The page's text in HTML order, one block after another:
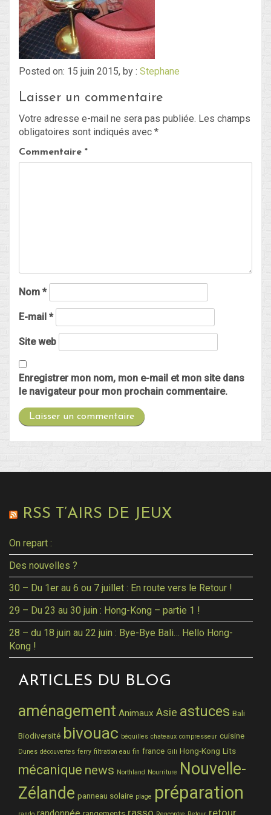
Blog
Non classé
Connexion
Flux des publications
Posted on: 15 juin 2015, by : Stephane
Laisser un commentaire
Votre adresse e-mail ne sera pas publiée. Les champs
obligatoires sont indiqués avec *
Commentaire *
Nom *
E-mail *
Site web
Enregistrer mon nom, mon e-mail et mon site dans
le navigateur pour mon prochain commentaire.
RSS T’AIRS DE JEUX
On repart :
Des nouvelles ?
30 – Du 1er au 6 ou 7 juillet : En route vers le Retour !
29 – Du 23 au 30 juin : Hong-Kong – partie 1 !
28 – du 18 juin au 22 juin : Bye-Bye Bali… Hello Hong-
Kong !
ARTICLES DU BLOG
aménagement Animaux Asie astuces Bali
Biodiversité bivouac béquilles chateaux compresseur cuisine
Dunes découvertes ferry filtration eau fin france Gili Hong-Kong Lits
mécanique news Northland Nourriture Nouvelle-
Zélande panneau solaire plage préparation
rasso retour